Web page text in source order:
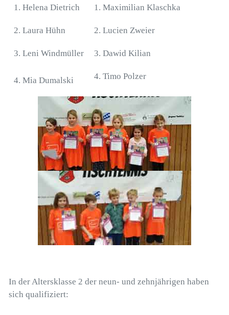
1. Helena Dietrich 1. Maximilian Klaschka
2. Laura Hühn 2. Lucien Zweier
3. Leni Windmüller 3. Dawid Kilian
4. Mia Dumalski 4. Timo Polzer
In der Altersklasse 2 der neun- und zehnjährigen haben
sich qualifiziert: